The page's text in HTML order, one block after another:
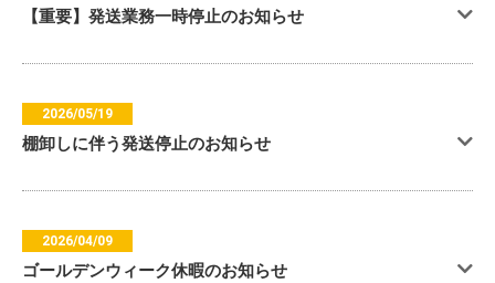
【重要】発送業務一時停止のお知らせ
2026/05/19
棚卸しに伴う発送停止のお知らせ
2026/04/09
ゴールデンウィーク休暇のお知らせ